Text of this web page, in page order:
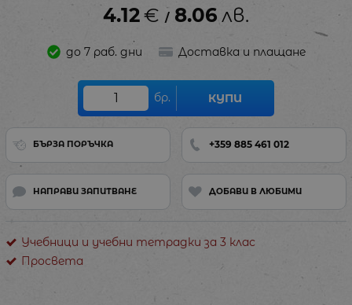
4.12€ / 8.06 лв.
до 7 раб. дни Доставка и плащане
бр. КУПИ
БЪРЗА ПОРЪЧКА +359 885 461 012
НАПРАВИ ЗАПИТВАНЕ ДОБАВИ В ЛЮБИМИ
Учебници и учебни тетрадки за 3 клас
Просвета